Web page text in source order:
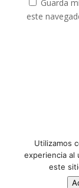
Guarda
este
Aviso
Política de
Utilizamos
experiencia al
este